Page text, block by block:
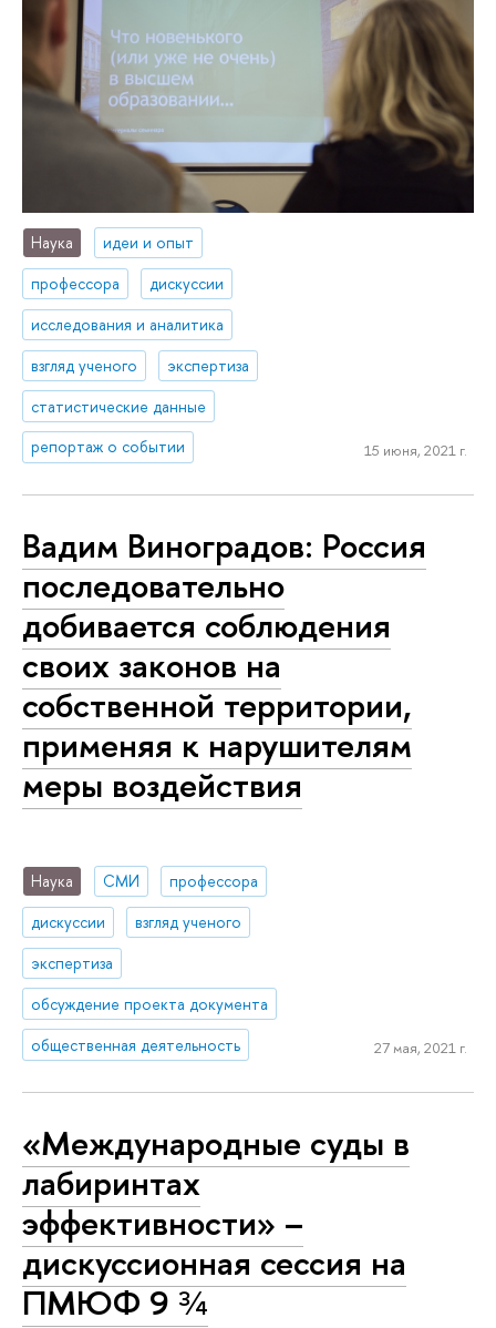
Наука
идеи и опыт
профессора
дискуссии
исследования и аналитика
взгляд ученого
экспертиза
статистические данные
репортаж о событии
15 июня, 2021 г.
Вадим Виноградов: Россия
последовательно
добивается соблюдения
своих законов на
собственной территории,
применяя к нарушителям
меры воздействия
Наука СМИ
профессора
дискуссии
взгляд ученого
экспертиза
обсуждение проекта документа
общественная деятельность
27 мая, 2021 г.
«Международные суды в
лабиринтах
эффективности» –
дискуссионная сессия на
ПМЮФ 9 ¾